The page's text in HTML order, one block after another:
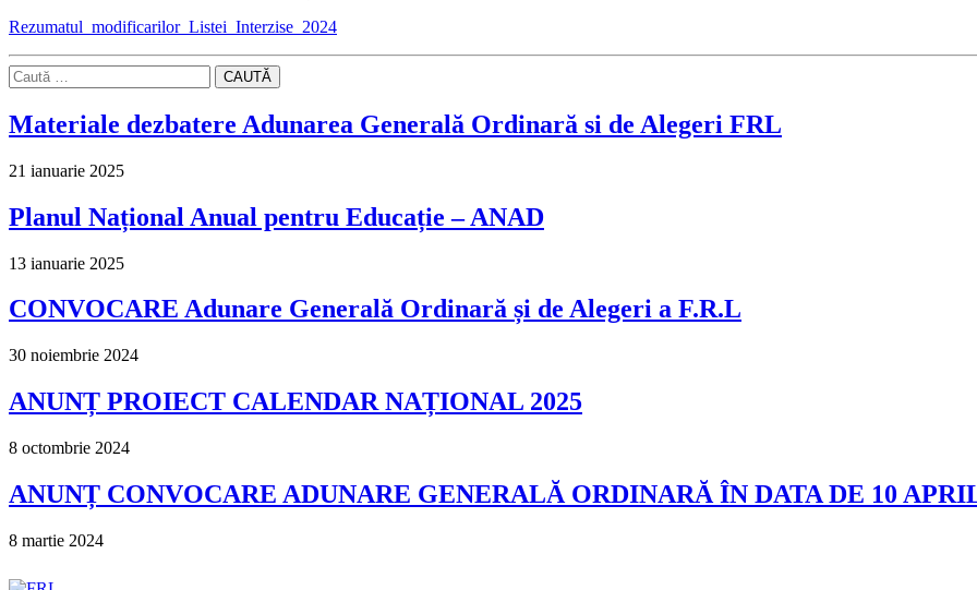
Rezumatul_modificarilor_Listei_Interzise_2024
CAUTĂ
Materiale dezbatere Adunarea Generală Ordinară si de Alegeri FRL
21 ianuarie 2025
Planul Național Anual pentru Educație – ANAD
13 ianuarie 2025
CONVOCARE Adunare Generală Ordinară și de Alegeri a F.R.L
30 noiembrie 2024
ANUNȚ PROIECT CALENDAR NAȚIONAL 2025
8 octombrie 2024
ANUNȚ CONVOCARE ADUNARE GENERALĂ ORDINARĂ ÎN DATA DE 10
8 martie 2024